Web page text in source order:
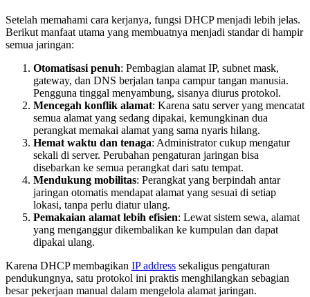
Setelah memahami cara kerjanya, fungsi DHCP menjadi lebih jelas.
Berikut manfaat utama yang membuatnya menjadi standar di hampir
semua jaringan:
Otomatisasi penuh: Pembagian alamat IP, subnet mask,
gateway, dan DNS berjalan tanpa campur tangan manusia.
Pengguna tinggal menyambung, sisanya diurus protokol.
Mencegah konflik alamat: Karena satu server yang mencatat
semua alamat yang sedang dipakai, kemungkinan dua
perangkat memakai alamat yang sama nyaris hilang.
Hemat waktu dan tenaga: Administrator cukup mengatur
sekali di server. Perubahan pengaturan jaringan bisa
disebarkan ke semua perangkat dari satu tempat.
Mendukung mobilitas: Perangkat yang berpindah antar
jaringan otomatis mendapat alamat yang sesuai di setiap
lokasi, tanpa perlu diatur ulang.
Pemakaian alamat lebih efisien: Lewat sistem sewa, alamat
yang menganggur dikembalikan ke kumpulan dan dapat
dipakai ulang.
Karena DHCP membagikan IP address sekaligus pengaturan
pendukungnya, satu protokol ini praktis menghilangkan sebagian
besar pekerjaan manual dalam mengelola alamat jaringan.